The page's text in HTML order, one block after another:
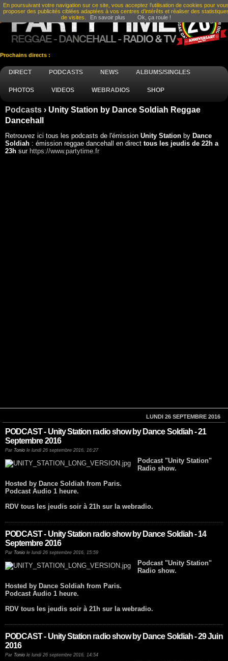
Prochains directs :
DIRECT PODCASTS NEWS ALBUMS/SINGLES
PHOTOS VIDEOS WEBRADIOS SHOP
Podcasts › Unity Station by Dance Soldiah Reggae
Dancehall
Retrouvez ici tous les podcasts de l'émission Unity Station by Dance
Soldiah : émission reggae dancehall en direct tous les jeudis de 22h a
23h sur https://www.partytime.fr
LUNDI 26 SEPTEMBRE 2016
PODCAST - Unity Station radio show by Dance Soldiah - 21
Septembre 2016
Par Tonio le lundi 26 septembre 2016, 16:27
Podcast "Unity Station"
Radio show.
Hosted by Dance Soldiah from Paris.
Podcast Audio 1 heure.
RDV tous les jeudis soir à 21h sur la webradio.
PODCAST - Unity Station radio show by Dance Soldiah - 14
Septembre 2016
Par Tonio le lundi 26 septembre 2016, 15:59
Podcast "Unity Station"
Radio show.
Hosted by Dance Soldiah from Paris.
Podcast Audio 1 heure.
RDV tous les jeudis soir à 21h sur la webradio.
PODCAST - Unity Station radio show by Dance Soldiah - 29 Juin
2016
Par Tonio le lundi 26 septembre 2016, 14:54
En poursuivant votre navigation sur ce site, vous acceptez l’utilisation de cookies pour
proposer des publicités ciblées adaptées à vos centres d’intérêts et réaliser des
de visites.
En savoir plus Ok, ça roule !